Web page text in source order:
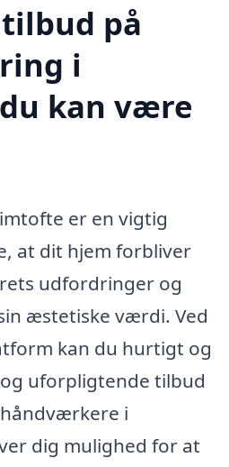
på
i
kan være
er en vigtig
at dit hjem forbliver
udfordringer og
æstetiske værdi. Ved
kan du hurtigt og
uforpligtende tilbud
i
dig mulighed for at